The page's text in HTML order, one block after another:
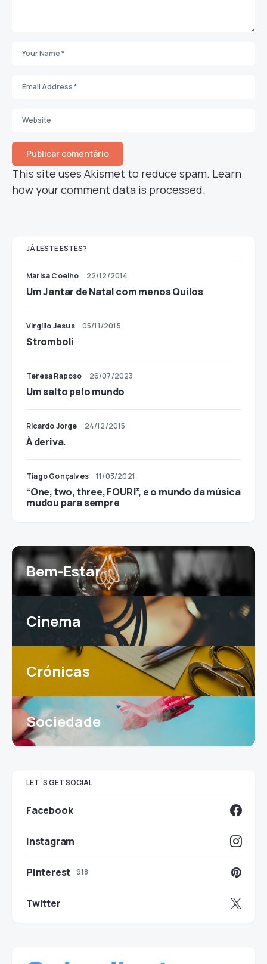
This site uses Akismet to reduce spam. Learn
how your comment data is processed.
JÁ LESTE ESTES?
Marisa Coelho 22/12/2014
Um Jantar de Natal com menos Quilos
Virgílio Jesus 05/11/2015
Stromboli
Teresa Raposo 26/07/2023
Um salto pelo mundo
Ricardo Jorge 24/12/2015
À deriva.
Tiago Gonçalves 11/03/2021
“One, two, three, FOUR!”, e o mundo da música
mudou para sempre
Bem-Estar
Cinema
Crónicas
Sociedade
LET`S GET SOCIAL
Facebook
Instagram
Pinterest 918
Twitter